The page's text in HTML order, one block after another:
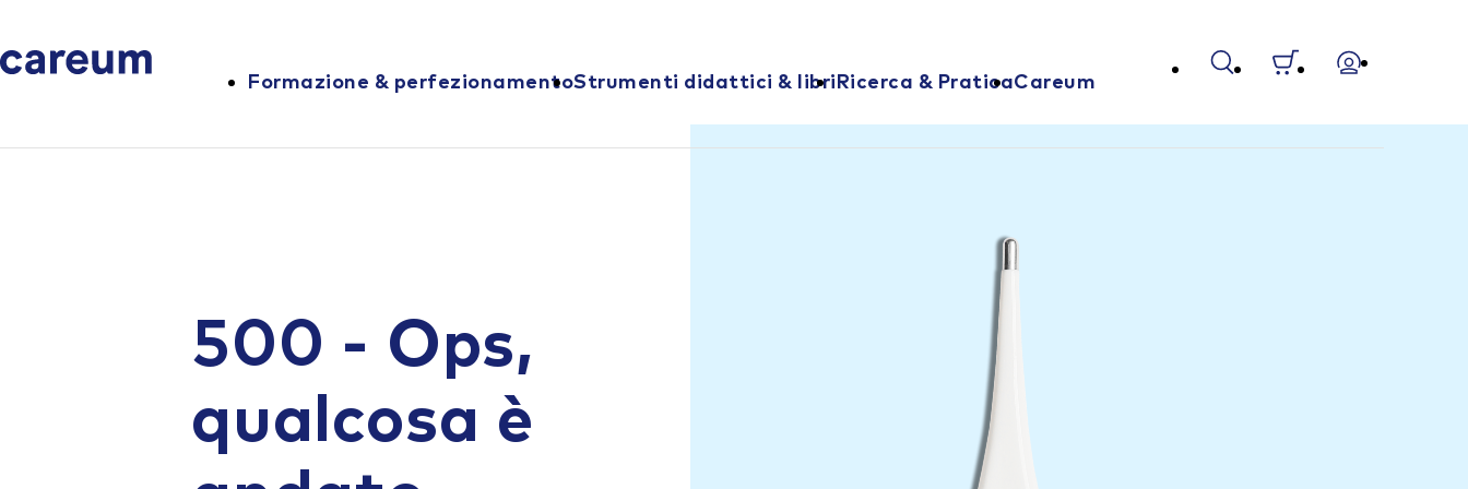
Formazione & perfezionamentoStrumenti didattici & libri Ricerca & PraticaCareum
500 - Ops,
qualcosa è